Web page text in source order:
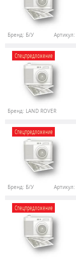
Бренд: Б/У Артикул:
Спецпредложение
Бренд: LAND ROVER
Спецпредложение
Бренд: Б/У Артикул:
Спецпредложение